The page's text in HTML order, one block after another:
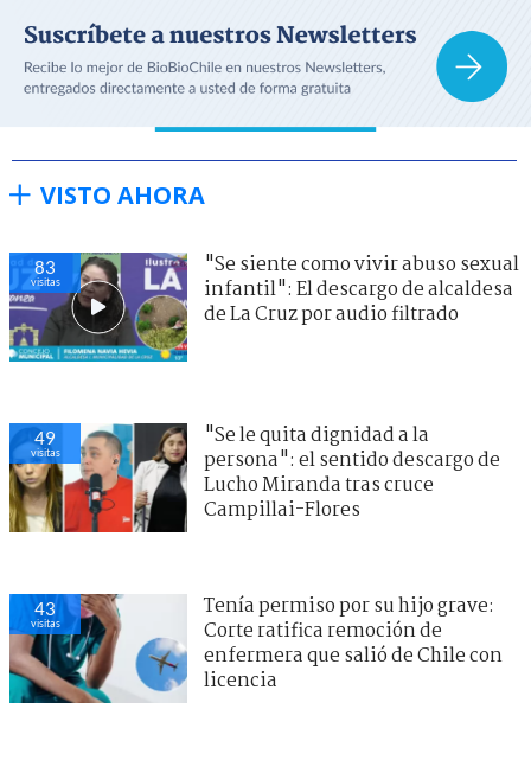
VISTO AHORA
83
visitas
"Se siente como vivir abuso sexual
infantil": El descargo de alcaldesa
de La Cruz por audio filtrado
49
visitas
"Se le quita dignidad a la
persona": el sentido descargo de
Lucho Miranda tras cruce
Campillai-Flores
43
visitas
Tenía permiso por su hijo grave:
Corte ratifica remoción de
enfermera que salió de Chile con
licencia